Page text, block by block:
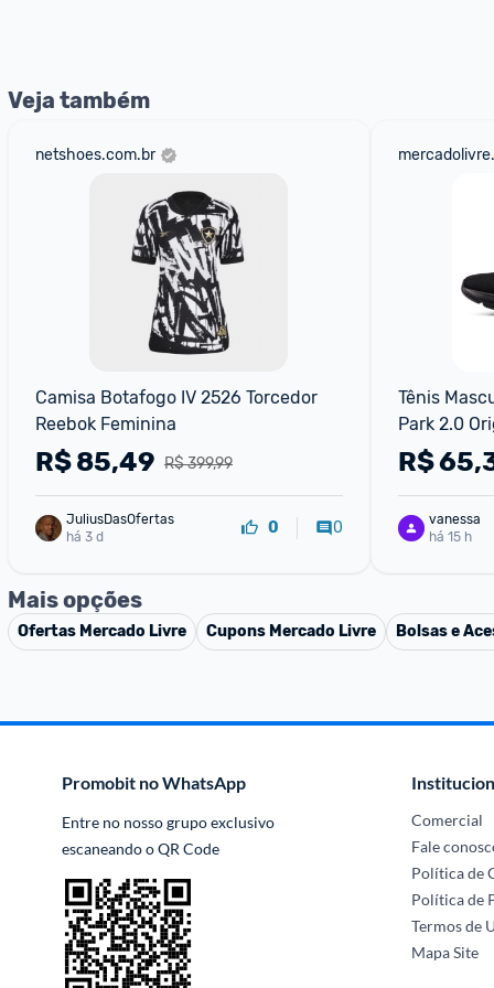
Veja também
netshoes.com.br
Camisa Botafogo IV 2526 Torcedor
Reebok Feminina
R$ 399,99
R$85,49
JuliusDasOfertas
há 3 d
0 0
Tênis
Park 2.0
R$
vanessa
há 15 h
Mais opções
Ofertas Mercado Livre Cupons Mercado Livre Bolsas e
Promobit no WhatsApp
Entre no nosso grupo exclusivo
escaneando o QR Code
Comercial
Fale
Política de
Política de
Termos de
Mapa Site